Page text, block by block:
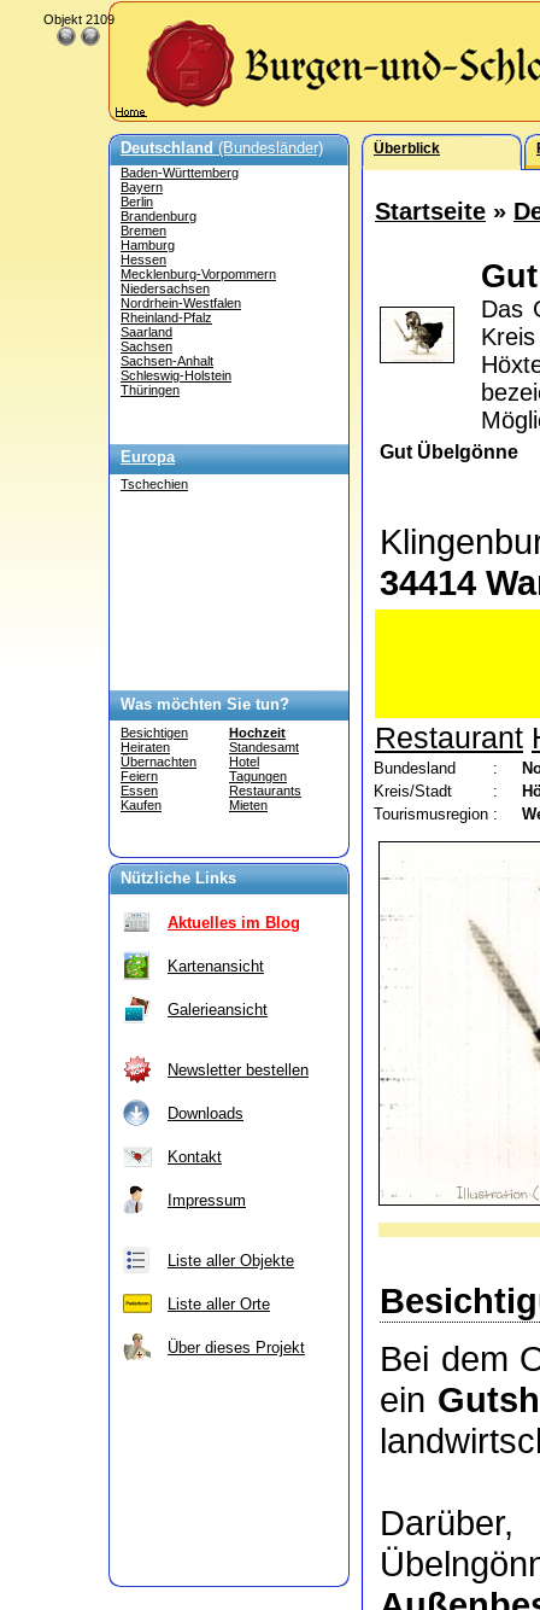
Deutschland(Bundesländer)
Baden-Württemberg
Bayern
Berlin
Brandenburg
Bremen
Hamburg
Hessen
Mecklenburg-Vorpommern
Niedersachsen
Nordrhein-Westfalen
Rheinland-Pfalz
Saarland
Sachsen
Sachsen-Anhalt
Schleswig-Holstein
Thüringen
Europa
Tschechien
Was möchten Sie tun?
Besichtigen
Heiraten
Übernachten
Feiern
Essen
Kaufen
Hochzeit
Standesamt
Hotel
Tagungen
Restaurants
Mieten
Nützliche Links
Aktuelles im Blog
Kartenansicht
Galerieansicht
Newsletter bestellen
Downloads
Kontakt
Impressum
Liste aller Objekte
Liste aller Orte
Über dieses Projekt
Überblick
Startseite »
Das
Gut Übelgönne
34414
Restaurant
Bundesland :
Kreis/Stadt
:
Tourismusregion :
Bei dem
ein
Objekt 2109